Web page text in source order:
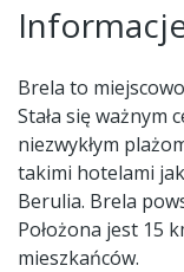
Brela to
Stała się ważnym
niezwykłym
takimi hotelami
Berulia. Brela
Położona jest 15
mieszkańców.